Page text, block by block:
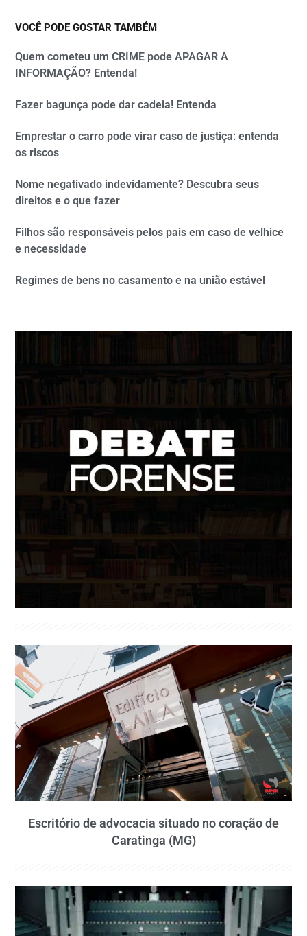
VOCÊ PODE GOSTAR TAMBÉM
Quem cometeu um CRIME pode APAGAR A
INFORMAÇÃO? Entenda!
Fazer bagunça pode dar cadeia! Entenda
Emprestar o carro pode virar caso de justiça: entenda
os riscos
Nome negativado indevidamente? Descubra seus
direitos e o que fazer
Filhos são responsáveis pelos pais em caso de velhice
e necessidade
Regimes de bens no casamento e na união estável
Escritório de advocacia situado no coração de
Caratinga (MG)